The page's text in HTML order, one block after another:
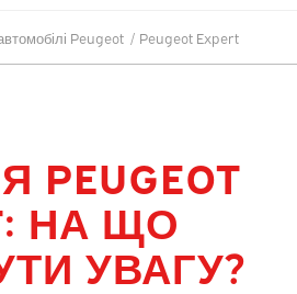
Peugeot / Peugeot Expert
PEUGEOT
НА ЩО
УВАГУ?